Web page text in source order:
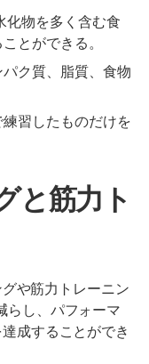
化物を多く含む食
とができる。
ク質、脂質、食物
習したものだけを
と筋力ト
や筋力トレーニン
らし、パフォーマ
成することができ